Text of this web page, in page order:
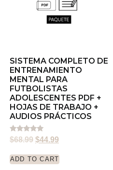
SISTEMA COMPLETO DE
ENTRENAMIENTO
MENTAL PARA
FUTBOLISTAS
ADOLESCENTES PDF +
HOJAS DE TRABAJO +
AUDIOS PRÁCTICOS
Rated
5.00
$68.99 $44.99
ADD TO CART